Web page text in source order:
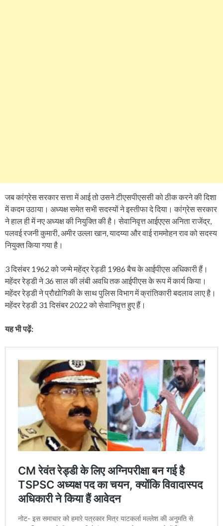
जब कांग्रेस सरकार सत्ता में आई तो उसने टीएसपीएससी को ठीक करने की दिशा
में कदम उठाया। अध्यक्ष समेत सभी सदस्यों ने इस्तीफा दे दिया। कांग्रेस सरकार
ने हाल ही में नए अध्यक्ष की नियुक्ति की है। सेवानिवृत्त आईएएस अनिता राजेंद्र,
पलवई रजनी कुमारी, अमीर उल्ला खान, यादय्या और वाई राममोहन राव को सदस्य
नियुक्त किया गया है।
3 दिसंबर 1962 को जन्मे महेंद्र रेड्डी 1986 बैच के आईपीएस अधिकारी हैं।
महेंदर रेड्डी ने 36 साल की लंबी अवधि तक आईपीएस के रूप में कार्य किया।
महेंदर रेड्डी ने प्रौद्योगिकी के साथ पुलिस विभाग में क्रांतिकारी बदलाव लाए है।
महेंदर रेड्डी 31 दिसंबर 2022 को सेवानिवृत्त हुए हैं।
यह भी पढ़ें: